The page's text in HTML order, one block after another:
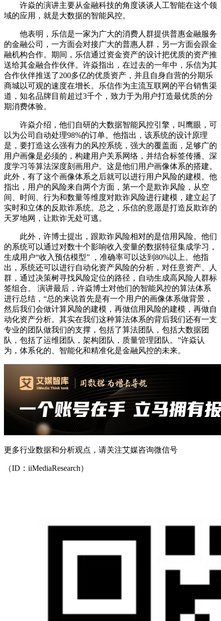
许焱的演讲主要从金融科技的角度谈谈人工智能在这个领
域的应用，就是大数据的智能风控。
他表明，乐信是一家为广大的消费人群提供普惠金融服务
的金融公司，一方面会对接广大的普惠人群，另一方面会跟金
融机构合作。期间，乐信通过资金资产的设计把优质的资产推
送给其金融合作伙伴。许焱指出，在过去的一年中，乐信为其
合作伙伴推送了200多亿的优质资产，并且自身自营的分期乐
商城以可观的速度在增长。乐信作为主流互联网的平台销售渠
道，知名品牌目前超过3千个，致力于为用户打造最优质的分
期消费体验。
许焱介绍，他们自研的大数据智能风控引擎，叫鹰眼，可
以为公司自动处理98%的订单。他指出，该系统的设计原理
是，要打造这么强有力的风控系统，强大的覆盖面，足够广的
用户画像是必须的，构建用户关系网络，并结合标签传播、深
度学习等算法深度刻画用户。这是他们用户画像体系的搭建。
此外，有了这个画像体系之后就可以进行用户风险的建模。他
指出，用户的风险来自两个方面，第一个是欺诈风险，从空
间、时间、行为和数量等维度对欺诈风险进行建模，建立起了
实时和立体的反欺诈系统。总之，乐信的意愿是打造反欺诈的
天罗地网，让欺诈无处可逃。
此外，许博士提出，跟欺诈风险相对的是信用风险。他们
的系统可以通过对数十个影响收入变量的数据特征集成学习，
生成用户“收入预估模型” ，准确率可以达到80%以上。他指
出，系统还可以进行自动化资产风险的分析，对任意资产、人
群，通过决策树寻找风险定位的路径，自动生成高风险人群标
签组合。 演讲最后，许焱博士对他们的智能风控的算法体系
进行总结，“总的来说首先是有一个用户的画像体系做背景，
然后我们会做计算风险的建模，再做信用风险的建模，再做自
动化资产分析。其实在我们这种算法体系的背后我们还有一支
专业的团队做我们的支撑，包括了算法团队，包括大数据团
队，包括了运维团队，架构团队，质量管理团队。”许焱认
为，体系化的、智能化和精准化是金融风控的未来。
更多行业数据和分析观点，请关注艾媒咨询微信号
（ID：iiMediaResearch）